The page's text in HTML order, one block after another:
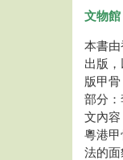
文物館
本書
出版
版甲
部分
文內
粵港
法的面